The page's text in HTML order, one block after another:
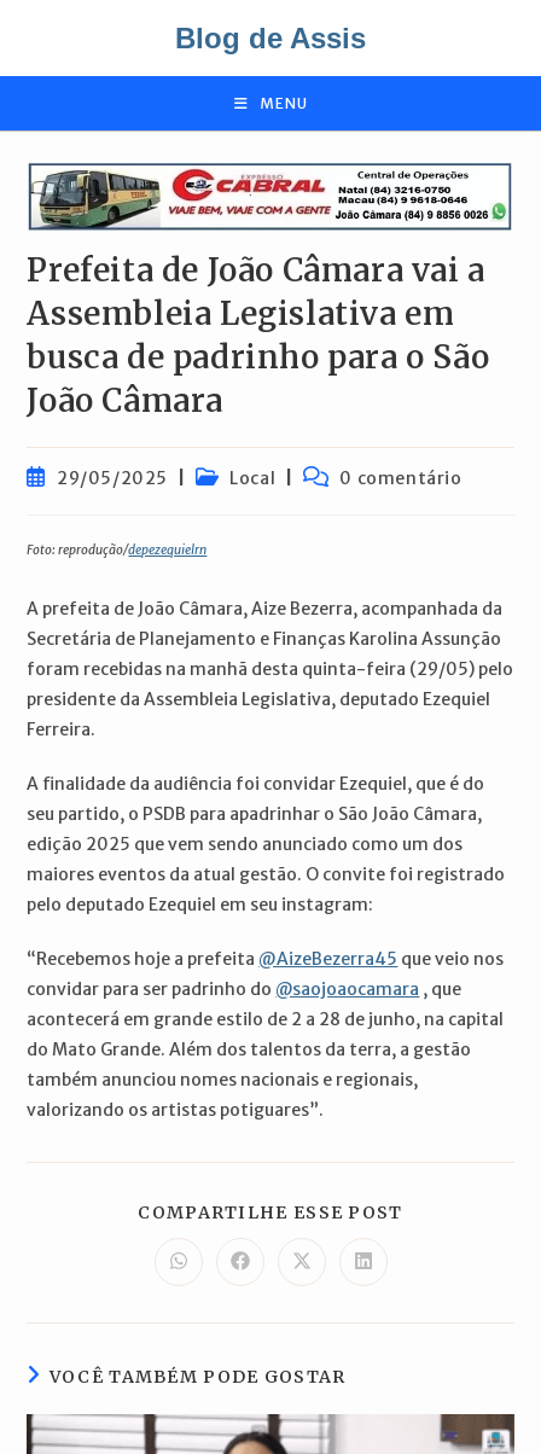
o
Blog de Assis
MENU
Prefeita de João Câmara vai a
Assembleia Legislativa em
busca de padrinho para o São
João Câmara
Post29/05/2025
Categoria
Local
Comentários
0 comentário
Foto: reprodução/depezequielrn
A prefeita de João Câmara, Aize Bezerra, acompanhada da
Secretária de Planejamento e Finanças Karolina Assunção
foram recebidas na manhã desta quinta-feira (29/05) pelo
presidente da Assembleia Legislativa, deputado Ezequiel
Ferreira.
A finalidade da audiência foi convidar Ezequiel, que é do
seu partido, o PSDB para apadrinhar o São João Câmara,
edição 2025 que vem sendo anunciado como um dos
maiores eventos da atual gestão. O convite foi registrado
pelo deputado Ezequiel em seu instagram:
“Recebemos hoje a prefeita @AizeBezerra45 que veio nos
convidar para ser padrinho do @saojoaocamara , que
acontecerá em grande estilo de 2 a 28 de junho, na capital
do Mato Grande. Além dos talentos da terra, a gestão
também anunciou nomes nacionais e regionais,
valorizando os artistas potiguares”.
COMPARTILHE ESSE POST
Abre
em
nova
Abre
em
nova
Abre
em
nova
Abre
em
nova
VOCÊ TAMBÉM PODE GOSTAR